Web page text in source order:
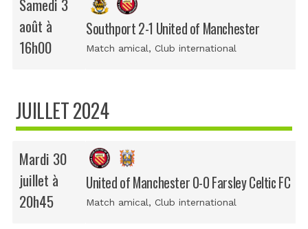
août à
16h00
Southport 2-1 United of Manchester
Match amical, Club international
JUILLET 2024
Mardi 30
juillet à
20h45
United of Manchester 0-0 Farsley Celtic FC
Match amical, Club international